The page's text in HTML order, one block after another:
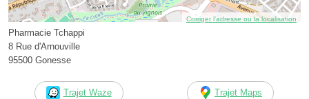
Corriger l’adresse ou la localisation
Pharmacie Tchappi
8 Rue d'Arnouville
95500 Gonesse
Trajet Waze Trajet Maps